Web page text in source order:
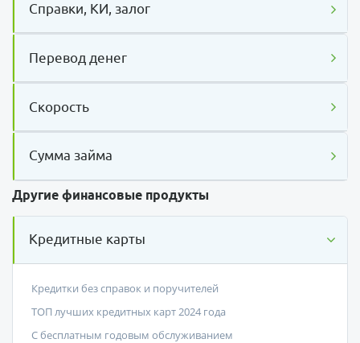
Справки, КИ, залог
Перевод денег
Скорость
Сумма займа
Другие финансовые продукты
Кредитные карты
Кредитки без справок и поручителей
ТОП лучших кредитных карт 2024 года
С бесплатным годовым обслуживанием